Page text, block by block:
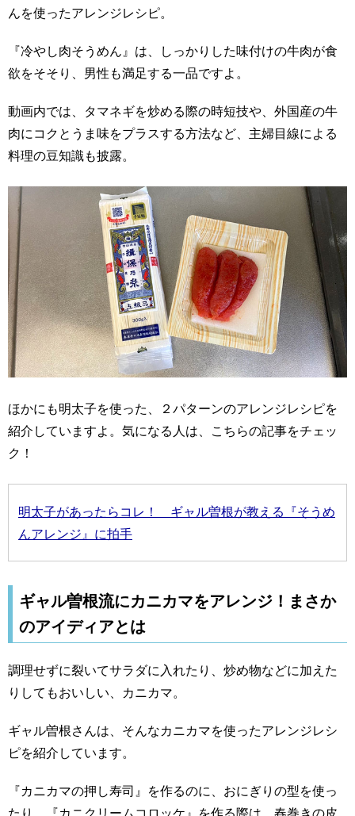
んを使ったアレンジレシピ。
『冷やし肉そうめん』は、しっかりした味付けの牛肉が食
欲をそそり、男性も満足する一品ですよ。
動画内では、タマネギを炒める際の時短技や、外国産の牛
肉にコクとうま味をプラスする方法など、主婦目線による
料理の豆知識も披露。
ほかにも明太子を使った、２パターンのアレンジレシピを
紹介していますよ。気になる人は、こちらの記事をチェッ
ク！
明太子があったらコレ！ ギャル曽根が教える『そうめ
んアレンジ』に拍手
ギャル曽根流にカニカマをアレンジ！まさか
のアイディアとは
調理せずに裂いてサラダに入れたり、炒め物などに加えた
りしてもおいしい、カニカマ。
ギャル曽根さんは、そんなカニカマを使ったアレンジレシ
ピを紹介しています。
『カニカマの押し寿司』を作るのに、おにぎりの型を使っ